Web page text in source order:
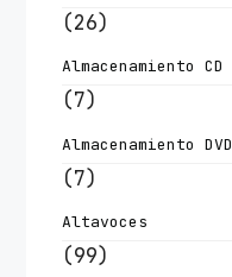
(26)
Almacenamiento CD
(7)
Almacenamiento DVD
(7)
Altavoces
(99)